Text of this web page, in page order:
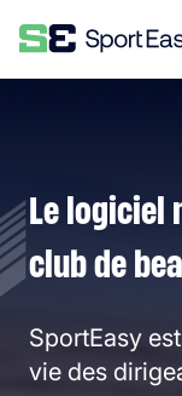
Le logiciel
club de
SportEasy
vie des